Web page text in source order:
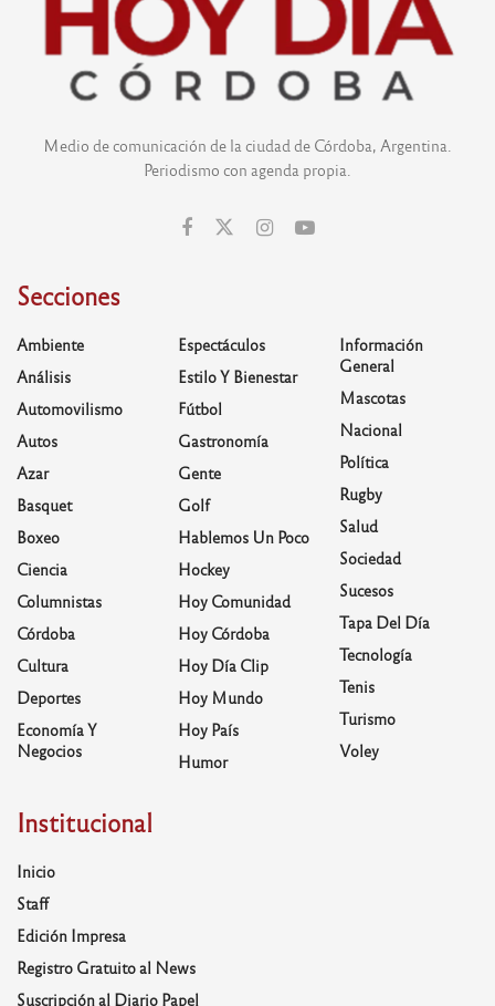
Medio de comunicación de la ciudad de Córdoba, Argentina.
Periodismo con agenda propia.
Secciones
Ambiente
Análisis
Automovilismo
Autos
Azar
Basquet
Boxeo
Ciencia
Columnistas
Córdoba
Cultura
Deportes
Economía Y
Negocios
Espectáculos
Estilo Y Bienestar
Fútbol
Gastronomía
Gente
Golf
Hablemos Un Poco
Hockey
Hoy Comunidad
Hoy Córdoba
Hoy Día Clip
Hoy Mundo
Hoy País
Humor
Información
General
Mascotas
Nacional
Política
Rugby
Salud
Sociedad
Sucesos
Tapa Del Día
Tecnología
Tenis
Turismo
Voley
Institucional
Inicio
Staff
Edición Impresa
Registro Gratuito al News
Suscripción al Diario Papel